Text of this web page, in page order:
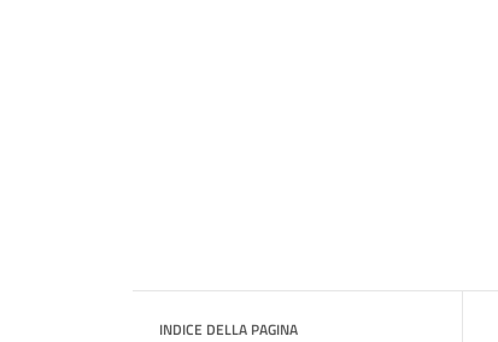
INDICE DELLA PAGINA